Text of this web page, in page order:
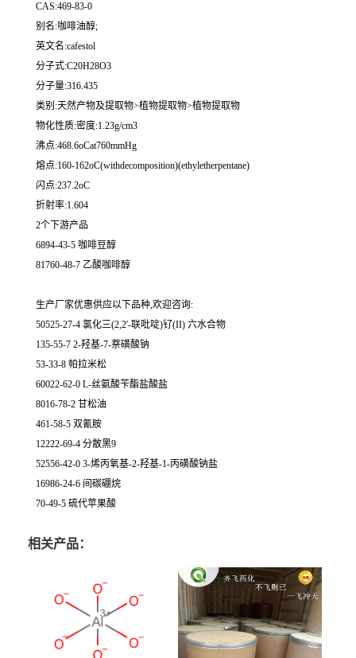
CAS:469-83-0
别名:咖啡油醇;
英文名:cafestol
分子式:C20H28O3
分子量:316.435
类别:天然产物及提取物>植物提取物>植物提取物
物化性质:密度:1.23g/cm3
沸点:468.6oCat760mmHg
熔点:160-162oC(withdecomposition)(ethyletherpentane)
闪点:237.2oC
折射率:1.604
2个下游产品
6894-43-5 咖啡豆醇
81760-48-7 乙酸咖啡醇
生产厂家优惠供应以下品种,欢迎咨询:
50525-27-4 氯化三(2,2'-联吡啶)钌(II) 六水合物
135-55-7 2-羟基-7-萘磺酸钠
53-33-8 帕拉米松
60022-62-0 L-丝氨酸苄酯盐酸盐
8016-78-2 甘松油
461-58-5 双氰胺
12222-69-4 分散黑9
52556-42-0 3-烯丙氧基-2-羟基-1-丙磺酸钠盐
16986-24-6 间碳硼烷
70-49-5 硫代苹果酸
相关产品：